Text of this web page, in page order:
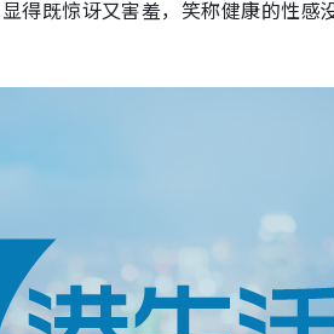
得既惊讶又害羞，笑称健康的性